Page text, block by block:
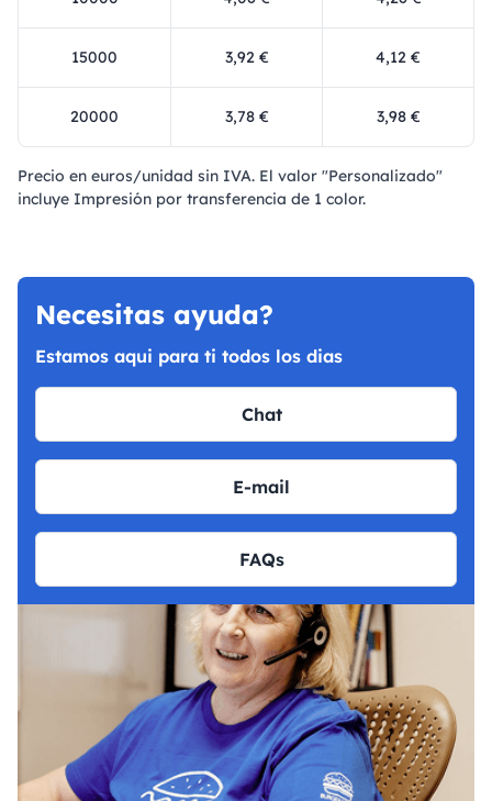
15000 3,92 € 4,12 €
20000 3,78 € 3,98 €
Precio en euros/unidad sin IVA. El valor "Personalizado"
incluye Impresión por transferencia de 1 color.
Necesitas ayuda?
Estamos aqui para ti todos los dias
Chat
E-mail
FAQs